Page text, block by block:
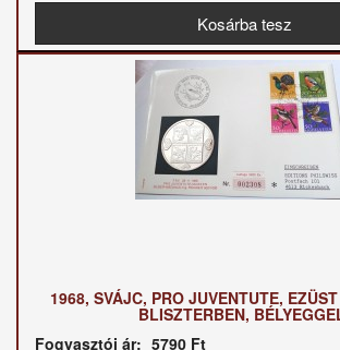
1968, SVÁJC, PRO JUVENTUTE,
BLISZTERBEN,
Fogyasztói ár: 5790 Ft